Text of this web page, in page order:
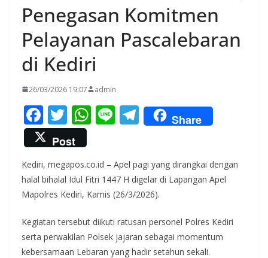
Penegasan Komitmen
Pelayanan Pascalebaran
di Kediri
26/03/2026 19:07 admin
F
ac
e
b
o
k
T
w
itt
er
W
s
A
p
Li T
el
gr
a
Share
Post
Kediri, megapos.co.id – Apel pagi yang dirangkai dengan
halal bihalal Idul Fitri 1447 H digelar di Lapangan Apel
Mapolres Kediri, Kamis (26/3/2026).
Kegiatan tersebut diikuti ratusan personel Polres Kediri
serta perwakilan Polsek jajaran sebagai momentum
kebersamaan Lebaran yang hadir setahun sekali.